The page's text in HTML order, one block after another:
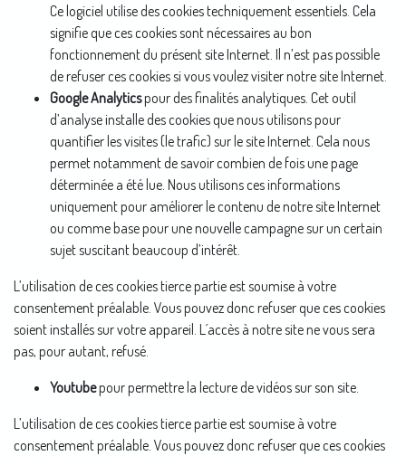
Ce logiciel utilise des cookies techniquement essentiels. Cela
signifie que ces cookies sont nécessaires au bon
fonctionnement du présent site Internet. Il n’est pas possible
de refuser ces cookies si vous voulez visiter notre site Internet.
Google Analyticspour des finalités analytiques. Cet outil
d’analyse installe des cookies que nous utilisons pour
quantifier les visites (le trafic) sur le site Internet. Cela nous
permet notamment de savoir combien de fois une page
déterminée a été lue. Nous utilisons ces informations
uniquement pour améliorer le contenu de notre site Internet
ou comme base pour une nouvelle campagne sur un certain
sujet suscitant beaucoup d’intérêt.
L’utilisation de ces cookies tierce partie est soumise à votre
consentement préalable. Vous pouvez donc refuser que ces cookies
soient installés sur votre appareil. L´accès à notre site ne vous sera
pas, pour autant, refusé.
Youtubepour permettre la lecture de vidéos sur son site.
L’utilisation de ces cookies tierce partie est soumise à votre
consentement préalable. Vous pouvez donc refuser que ces cookies